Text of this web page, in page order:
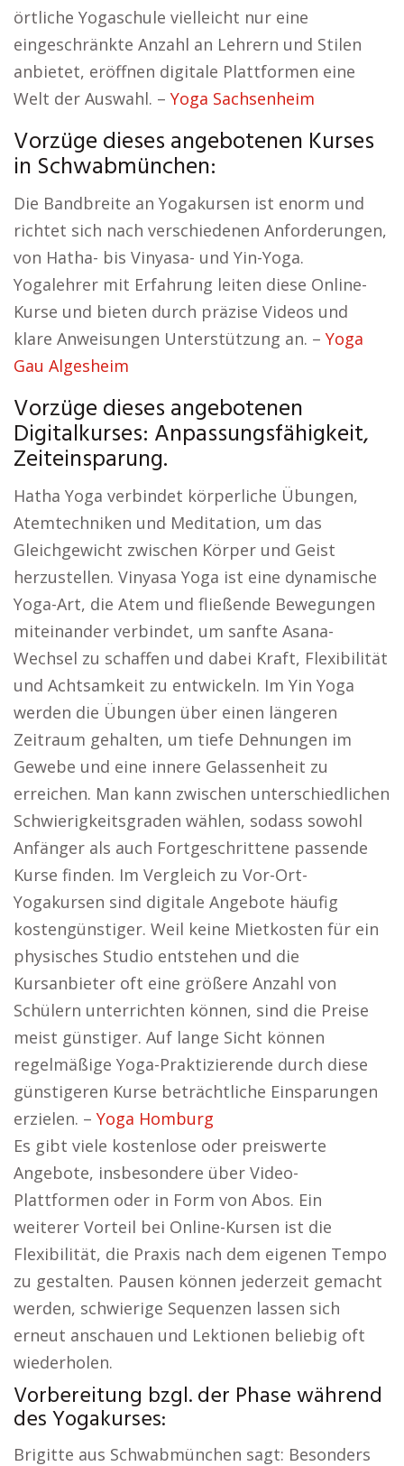
örtliche Yogaschule vielleicht nur eine
eingeschränkte Anzahl an Lehrern und Stilen
anbietet, eröffnen digitale Plattformen eine
Welt der Auswahl. – Yoga Sachsenheim
Vorzüge dieses angebotenen Kurses
in Schwabmünchen:
Die Bandbreite an Yogakursen ist enorm und
richtet sich nach verschiedenen Anforderungen,
von Hatha- bis Vinyasa- und Yin-Yoga.
Yogalehrer mit Erfahrung leiten diese Online-
Kurse und bieten durch präzise Videos und
klare Anweisungen Unterstützung an. – Yoga
Gau Algesheim
Vorzüge dieses angebotenen
Digitalkurses: Anpassungsfähigkeit,
Zeiteinsparung.
Hatha Yoga verbindet körperliche Übungen,
Atemtechniken und Meditation, um das
Gleichgewicht zwischen Körper und Geist
herzustellen. Vinyasa Yoga ist eine dynamische
Yoga-Art, die Atem und fließende Bewegungen
miteinander verbindet, um sanfte Asana-
Wechsel zu schaffen und dabei Kraft, Flexibilität
und Achtsamkeit zu entwickeln. Im Yin Yoga
werden die Übungen über einen längeren
Zeitraum gehalten, um tiefe Dehnungen im
Gewebe und eine innere Gelassenheit zu
erreichen. Man kann zwischen unterschiedlichen
Schwierigkeitsgraden wählen, sodass sowohl
Anfänger als auch Fortgeschrittene passende
Kurse finden. Im Vergleich zu Vor-Ort-
Yogakursen sind digitale Angebote häufig
kostengünstiger. Weil keine Mietkosten für ein
physisches Studio entstehen und die
Kursanbieter oft eine größere Anzahl von
Schülern unterrichten können, sind die Preise
meist günstiger. Auf lange Sicht können
regelmäßige Yoga-Praktizierende durch diese
günstigeren Kurse beträchtliche Einsparungen
erzielen. – Yoga Homburg
Es gibt viele kostenlose oder preiswerte
Angebote, insbesondere über Video-
Plattformen oder in Form von Abos. Ein
weiterer Vorteil bei Online-Kursen ist die
Flexibilität, die Praxis nach dem eigenen Tempo
zu gestalten. Pausen können jederzeit gemacht
werden, schwierige Sequenzen lassen sich
erneut anschauen und Lektionen beliebig oft
wiederholen.
Vorbereitung bzgl. der Phase während
des Yogakurses:
Brigitte aus Schwabmünchen sagt: Besonders